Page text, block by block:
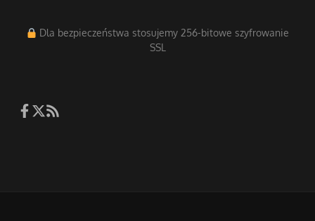
Dla bezpieczeństwa stosujemy 256-bitowe szyfrowanie
SSL